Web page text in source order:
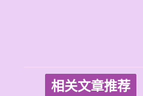
相关文章推荐